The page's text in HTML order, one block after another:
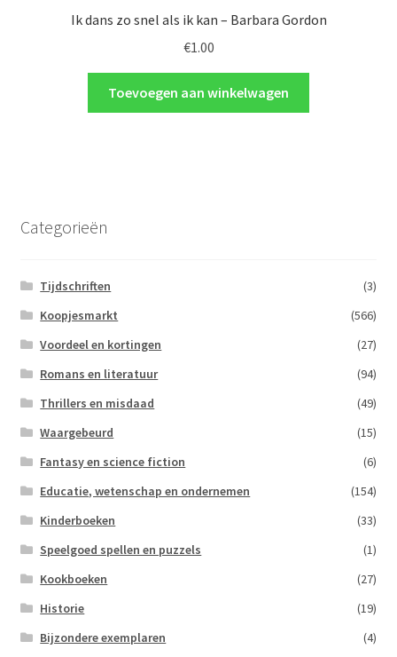
Ik dans zo snel als ik kan – Barbara Gordon
€1.00
Toevoegen aan winkelwagen
Categorieën
Tijdschriften
(3)
Koopjesmarkt
(566)
Voordeel en kortingen
(27)
Romans en literatuur
(94)
Thrillers en misdaad
(49)
Waargebeurd
(15)
Fantasy en science fiction
(6)
Educatie, wetenschap en ondernemen
(154)
Kinderboeken
(33)
Speelgoed spellen en puzzels
(1)
Kookboeken
(27)
Historie
(19)
Bijzondere exemplaren
(4)